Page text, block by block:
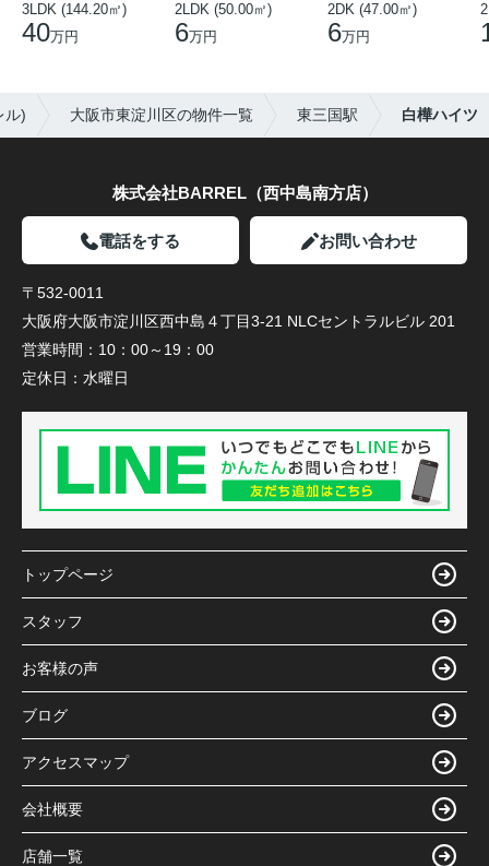
3LDK (144.20㎡)
40万円
2LDK (50.00㎡)
6万円
2DK (47.00㎡)
6万円
ル) 大阪市東淀川区の物件一覧 東三国駅 白樺ハイツ
株式会社BARREL（西中島南方店）
電話をする お問い合わせ
〒532-0011
大阪府大阪市淀川区西中島４丁目3-21 NLCセントラルビル 201
営業時間： 10：00～19：00
定休日： 水曜日
トップページ
スタッフ
お客様の声
ブログ
アクセスマップ
会社概要
店舗一覧